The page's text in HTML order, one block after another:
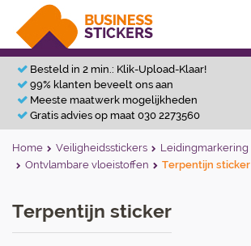
Besteld in 2 min.: Klik-Upload-Klaar!
99% klanten beveelt ons aan
Meeste maatwerk mogelijkheden
Gratis advies op maat 030 2273560
Home Veiligheidsstickers
Leidingmarkering
Ontvlambare vloeistoffen
Terpentijn sticker
Terpentijn sticker